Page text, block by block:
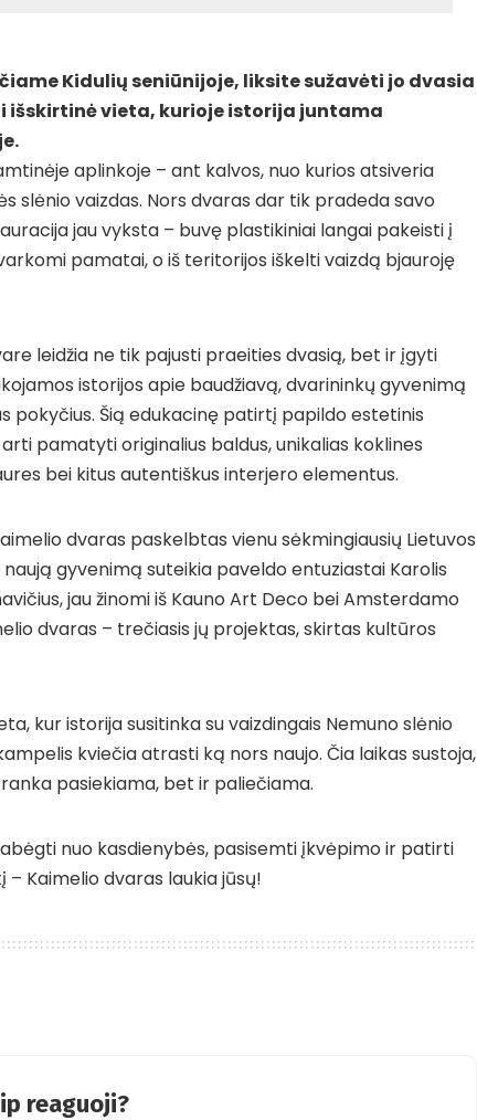
Kidulių seniūnijoje, liksite sužavėti jo dvasia
išskirtinė vieta, kurioje istorija juntama
aplinkoje – ant kalvos, nuo kurios atsiveria
slėnio vaizdas. Nors dvaras dar tik pradeda savo
jau vyksta – buvę plastikiniai langai pakeisti į
pamatai, o iš teritorijos iškelti vaizdą bjauroję
leidžia ne tik pajusti praeities dvasią, bet ir įgyti
istorijos apie baudžiavą, dvarininkų gyvenimą
pokyčius. Šią edukacinę patirtį papildo estetinis
pamatyti originalius baldus, unikalias koklines
bei kitus autentiškus interjero elementus.
dvaras paskelbtas vienu sėkmingiausių Lietuvos
gyvenimą suteikia paveldo entuziastai Karolis
jau žinomi iš Kauno Art Deco bei Amsterdamo
dvaras – trečiasis jų projektas, skirtas kultūros
kur istorija susitinka su vaizdingais Nemuno slėnio
kviečia atrasti ką nors naujo. Čia laikas sustoja,
pasiekiama, bet ir paliečiama.
nuo kasdienybės, pasisemti įkvėpimo ir patirti
Kaimelio dvaras laukia jūsų!
reaguoji?